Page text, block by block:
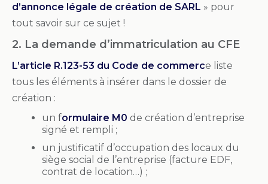
d’annonce légale de création de SARL » pour
tout savoir sur ce sujet !
2. La demande d’immatriculation au CFE
L’article R.123-53 du Code de commerce liste
tous les éléments à insérer dans le dossier de
création :
un formulaire M0 de création d’entreprise
signé et rempli ;
un justificatif d’occupation des locaux du
siège social de l’entreprise (facture EDF,
contrat de location…) ;